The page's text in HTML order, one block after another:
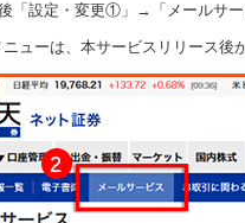
「設定・変更①」→「メールサ
ニューは、本サービスリリース後